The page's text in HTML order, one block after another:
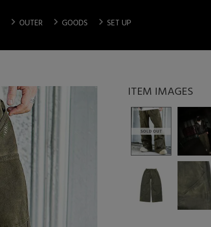
chevron_right OUTER chevron_right GOODS chevron_right SET UP